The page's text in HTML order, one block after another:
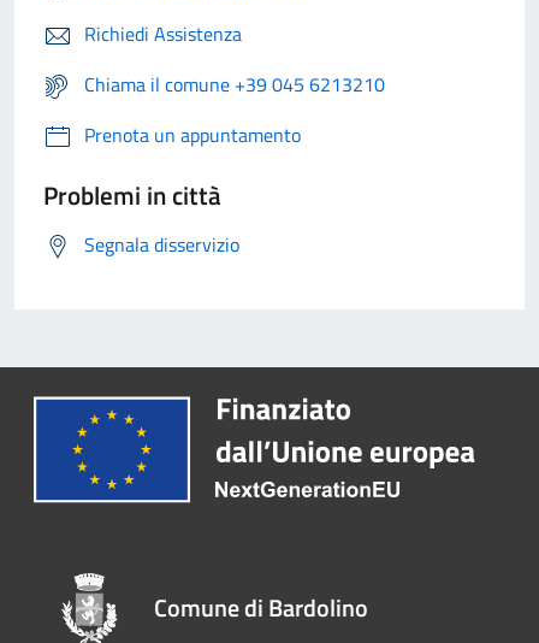
Richiedi Assistenza
Chiama il comune +39 045 6213210
Prenota un appuntamento
Problemi in città
Segnala disservizio
Comune di Bardolino